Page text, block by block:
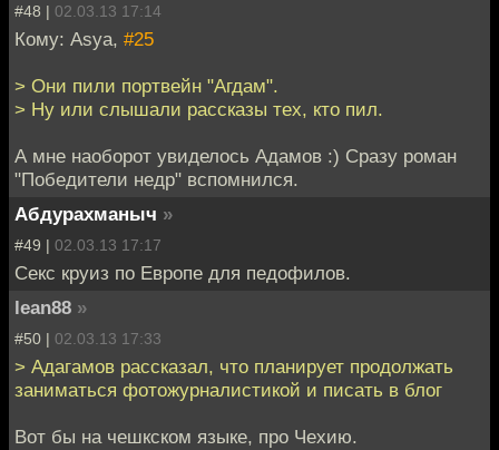
#48 | 02.03.13 17:14
Кому: Asya, #25
> Они пили портвейн "Агдам".
> Ну или слышали рассказы тех, кто пил.
А мне наоборот увиделось Адамов :) Сразу роман
"Победители недр" вспомнился.
Абдурахманыч »
#49 | 02.03.13 17:17
Секс круиз по Европе для педофилов.
lean88 »
#50 | 02.03.13 17:33
> Адагамов рассказал, что планирует продолжать
заниматься фотожурналистикой и писать в блог
Вот бы на чешкском языке, про Чехию.